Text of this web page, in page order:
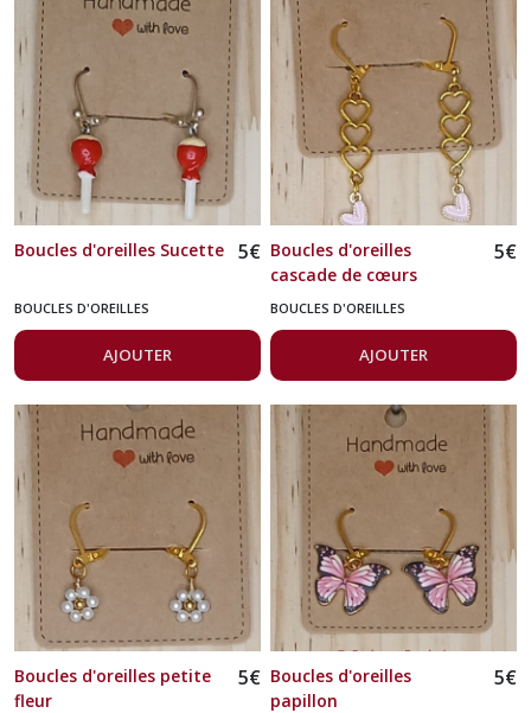
Boucles d'oreilles Sucette 5€
BOUCLES D'OREILLES
AJOUTER
Boucles d'oreilles
cascade de cœurs
5€
BOUCLES D'OREILLES
AJOUTER
Boucles d'oreilles petite
fleur
5€ Boucles d'oreilles
papillon
5€